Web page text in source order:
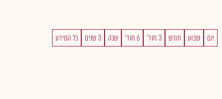
יום שבוע חודש 3 חוד' 6 חוד' שנה 3 שנים כל המידע